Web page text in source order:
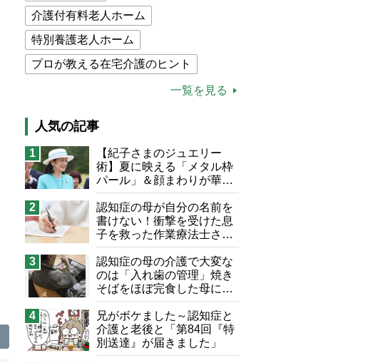
介護付有料老人ホーム
特別養護老人ホーム
プロが教える在宅介護のヒント
介護食
猫が母になつきません
息子の遠距離介護サバイバル術
兄がボケました
便利なサービス
予防法
一覧を見る
人気の記事
1
【紀子さまのジュエリー
術】夏に映える「メタル枠
パール」＆顔まわりが華や
ぐ「揺れる一粒」の使い分
け方
2
認知症の母が自分の名前を
書けない！衝撃を受けた息
子を救った作業療法士さん
の言葉
3
認知症の母の介護で大変な
のは「入れ歯の管理」焼き
そばをほぼ完食した母に息
子が血の気が引いた理由
4
兄がボケました～認知症と
介護と老後と「第84回『特
別送達』が届きました」